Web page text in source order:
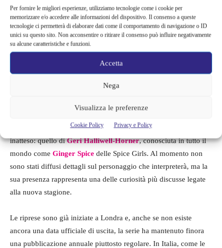
Per fornire le migliori esperienze, utilizziamo tecnologie come i cookie per
memorizzare e/o accedere alle informazioni del dispositivo. Il consenso a queste
tecnologie ci permetterà di elaborare dati come il comportamento di navigazione o ID
unici su questo sito. Non acconsentire o ritirare il consenso può influire negativamente
su alcune caratteristiche e funzioni.
Accetta
Nega
Visualizza le preferenze
Cookie Policy Privacy e Policy
ulteriormente il livello. Accanto al trio protagonista arriveranno
infatti numerosi attori provenienti dal panorama televisivo e
cinematografico britannico e irlandese.
Tra i nomi annunciati figuranoDavid Tennant
Nicola Coughlan,Simone Ashley,Martin Freeman,Richard
Jennifer Saunders
A catturare l’attenzione dei fan è però soprattutto un ingresso
inatteso: quello diGeri Halliwell-Horner, conosciuta in tutto il
mondo come Ginger Spice delle Spice Girls. Al momento non
sono stati diffusi dettagli sul personaggio che interpreterà, ma la
sua presenza rappresenta una delle curiosità più discusse legate
alla nuova stagione.
Le riprese sono già iniziate a Londra e, anche se non esiste
ancora una data ufficiale di uscita, la serie ha mantenuto finora
una pubblicazione annuale piuttosto regolare. In Italia, come le